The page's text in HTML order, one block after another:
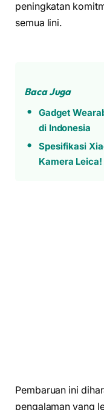
peningkatan
semua lini.
Baca Juga
Gadget
di Indonesia
Spesifikasi
Kamera Leica!
Pembaruan ini
pengalaman yang